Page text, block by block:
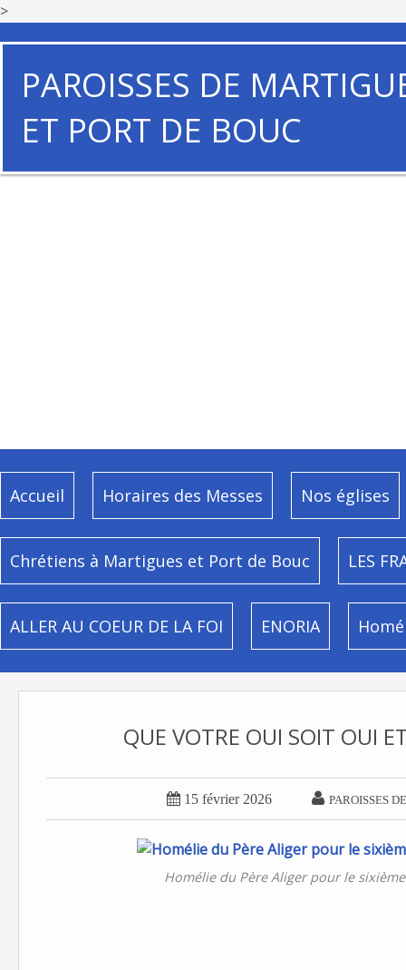
>
PAROISSES DE
ET PORT DE BOUC
Accueil Horaires des Messes Nos églises
Chrétiens à Martigues et Port de Bouc LES
ALLER AU COEUR DE LA FOI ENORIA
QUE VOTRE OUI SOIT OUI
 15 février 2026  PAROISSES
Homélie du Père Aliger pour le